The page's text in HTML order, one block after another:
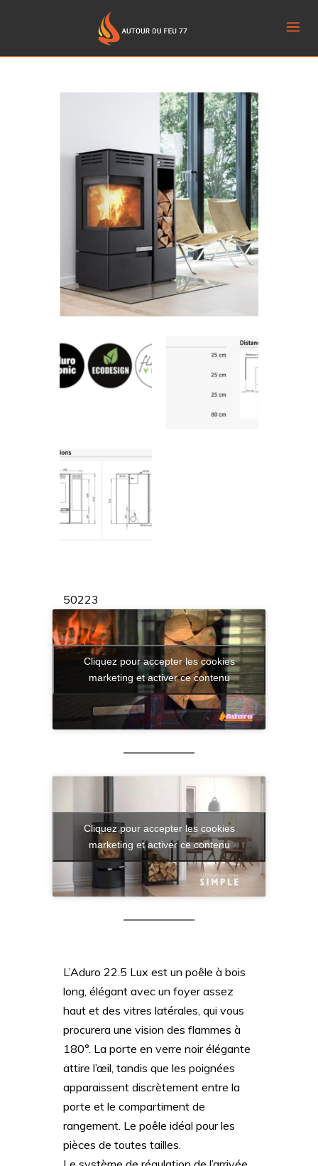
50223
Cliquez pour accepter les cookies
marketing et activer ce contenu
Cliquez pour accepter les cookies
marketing et activer ce contenu
L’Aduro 22.5 Lux est un poêle à bois
long, élégant avec un foyer assez
haut et des vitres latérales, qui vous
procurera une vision des flammes à
180°. La porte en verre noir élégante
attire l’œil, tandis que les poignées
apparaissent discrètement entre la
porte et le compartiment de
rangement. Le poêle idéal pour les
pièces de toutes tailles.